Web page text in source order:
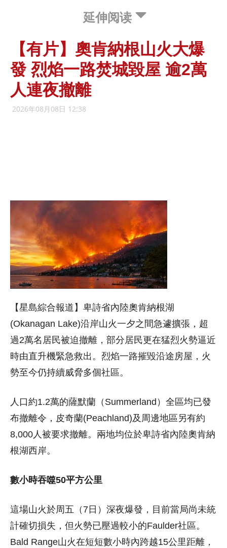
延伸阅读
【有片】奧肯納根山火大爆
發 烈焰一路焚城毀屋 逾2萬
人連夜撤離
2026年08月08日 12:38
【星島綜合報道】卑詩省內陸奧肯納根湖
(Okanagan Lake)沿岸山火一夕之間急遽擴張，超
過2萬名居民被迫撤離，部分居民更在猛烈火勢逼近
時由直升機緊急救出。烈焰一路摧毀沿途房屋，火
勢至今仍持續威脅多個社區。
人口約1.2萬的薩默蘭（Summerland）全區均已發
布撤離令，皮奇蘭(Peachland)及周邊地區另有約
8,000人被要求撤離。兩地均位於卑詩省內陸奧肯納
根湖西岸。
數小時吞噬50平方公里
這場山火於周五（7日）深夜爆發，目前當局尚未統
計確切損失，但火勢已壓過較小的Faulder社區。
Bald Range山火在短短數小時內跨越15公里距離，